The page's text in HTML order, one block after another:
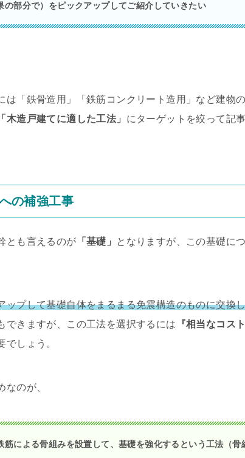
の部分で）をピックアップしてご紹介していきたい
は「鉄骨造用」「鉄筋コンクリート造用」など建物
「木造戸建てに適した工法」 にターゲットを絞って記
の補強工事
とも言えるのが 「基礎」
となりますが、この基礎に
ップして基礎自体をまるまる免震構造のものに交換
できますが、この工法を選択するには 『相当なコス
でしょう。
なのが、
筋による骨組みを設置して、基礎を強化するという工法（骨